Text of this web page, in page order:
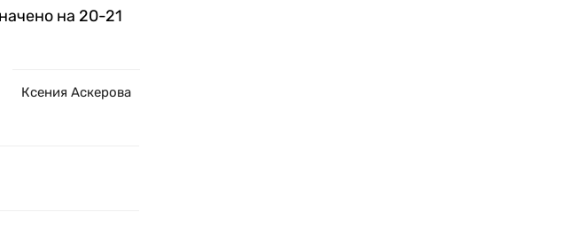
на 20-21
Ксения Аскерова